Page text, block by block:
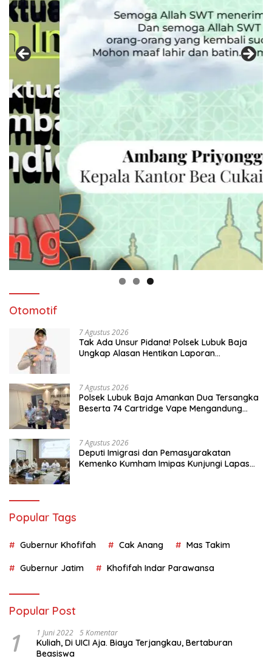
Otomotif
7 Agustus 2026
Tak Ada Unsur Pidana! Polsek Lubuk Baja
Ungkap Alasan Hentikan Laporan
7 Agustus 2026
Polsek Lubuk Baja Amankan Dua Tersangka
Beserta 74 Cartridge Vape Mengandung
7 Agustus 2026
Deputi Imigrasi dan Pemasyarakatan
Kemenko Kumham Imipas Kunjungi Lapas
Popular Tags
Gubernur Khofifah Cak Anang Mas Takim
Gubernur Jatim Khofifah Indar Parawansa
Popular Post
1 1 Juni 2022 5 Komentar
Kuliah, Di UICI Aja. Biaya Terjangkau, Bertaburan
Beasiswa